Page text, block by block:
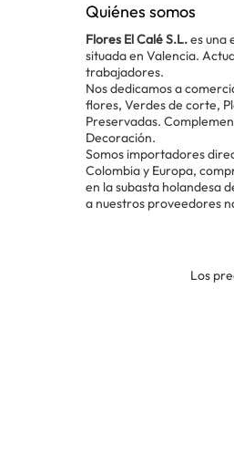
Quiénes somos
Flores El Calé S.L.es una
situada en Valencia.
trabajadores.
Nos dedicamos a
flores, Verdes de corte,
Preservadas.
Decoración.
Somos importadores
Colombia y Europa,
en la subasta holandesa
a nuestros proveedores
Los